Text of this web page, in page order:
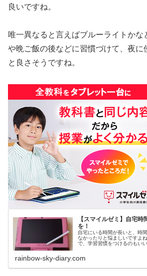
良いですね。
唯一異なると言えばブルーライトかな
や晩ご飯の後などに習慣づけて、夜に
と良さそうですね。
【スマイルゼミ】自宅
を！
自宅にいる時間が長いと、時
なかったりと悩ましいですよ
で、学習習慣をつけるのもい
す！分量や学習内容など実際
します。
rainbow-sky-diary.com